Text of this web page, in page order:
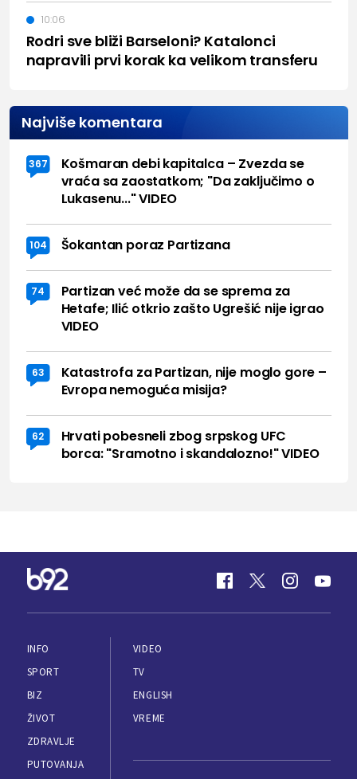
Rodri sve bliži Barseloni? Katalonci
napravili prvi korak ka velikom transferu
10:06
Najviše komentara
367
Košmaran debi kapitalca – Zvezda se
vraća sa zaostatkom; "Da zaključimo o
Lukasenu..." VIDEO
104 Šokantan poraz Partizana
74
Partizan već može da se sprema za
Hetafe; Ilić otkrio zašto Ugrešić nije igrao
VIDEO
63
Katastrofa za Partizan, nije moglo gore –
Evropa nemoguća misija?
62
Hrvati pobesneli zbog srpskog UFC
borca: "Sramotno i skandalozno!" VIDEO
INFO
SPORT
BIZ
ŽIVOT
ZDRAVLJE
PUTOVANJA
VIDEO
TV
ENGLISH
VREME